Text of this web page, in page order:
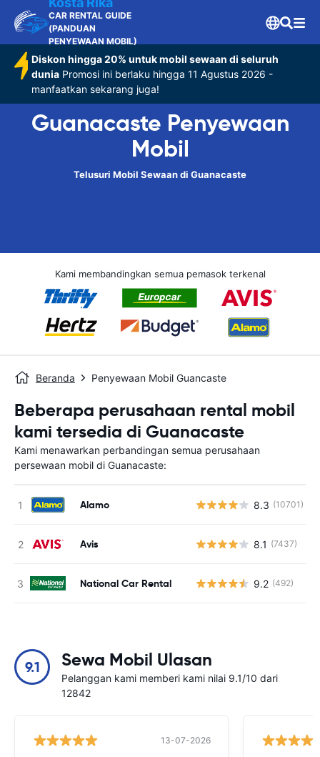
CAR RENTAL GUIDE
(PANDUAN
PENYEWAAN MOBIL)
Diskon hingga 20% untuk mobil sewaan di seluruh
dunia Promosi ini berlaku hingga 11 Agustus 2026 -
manfaatkan sekarang juga!
Guanacaste Penyewaan
Mobil
Telusuri Mobil Sewaan di Guanacaste
Kami membandingkan semua pemasok terkenal
Beranda Penyewaan Mobil Guancaste
Beberapa perusahaan rental mobil
kami tersedia di Guanacaste
Kami menawarkan perbandingan semua perusahaan
persewaan mobil di Guanacaste:
Alamo 8.3 (10701)
Avis 8.1 (7437)
National Car Rental 9.2 (492)
9.1 Sewa Mobil Ulasan
Pelanggan kami memberi kami nilai 9.1/10 dari
12842
13-07-2026